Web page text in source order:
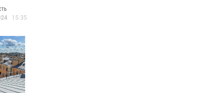
15:35